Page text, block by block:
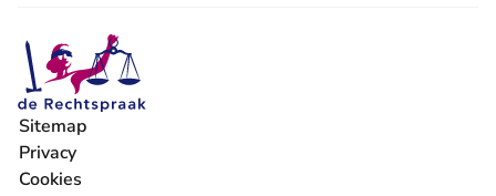
Sitemap
Privacy
Cookies